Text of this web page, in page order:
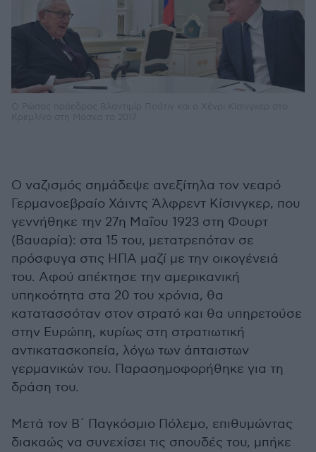
Ο ναζισμός σημάδεψε ανεξίτηλα τον νεαρό
Γερμανοεβραίο Χάιντς Άλφρεντ Κίσινγκερ, που
γεννήθηκε την 27η Μαΐου 1923 στη Φουρτ
(Βαυαρία): στα 15 του, μετατρεπόταν σε
πρόσφυγα στις ΗΠΑ μαζί με την οικογένειά
του. Αφού απέκτησε την αμερικανική
υπηκοότητα στα 20 του χρόνια, θα
κατατασσόταν στον στρατό και θα υπηρετούσε
στην Ευρώπη, κυρίως στη στρατιωτική
αντικατασκοπεία, λόγω των άπταιστων
γερμανικών του. Παρασημοφορήθηκε για τη
δράση του.
Μετά τον Β΄ Παγκόσμιο Πόλεμο, επιθυμώντας
διακαώς να συνεχίσει τις σπουδές του, μπήκε